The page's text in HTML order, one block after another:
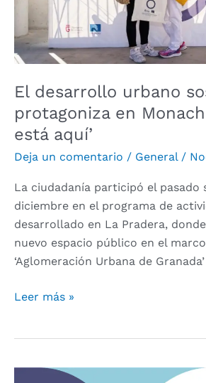
El desarrollo urbano
protagoniza en
está aquí’
Deja un comentario / General /
La ciudadanía participó el pasado
diciembre en el programa de
desarrollado en La Pradera,
nuevo espacio público en el marco
‘Aglomeración Urbana de Granada’
‘Europa
está
aquí’
Leer más »
Monachil